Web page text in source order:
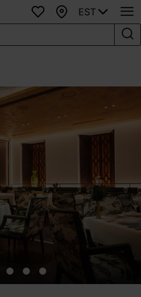
Lemmikud
Kaart
EST